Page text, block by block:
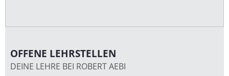
OFFENE LEHRSTELLEN
DEINE LEHRE BEI ROBERT AEBI